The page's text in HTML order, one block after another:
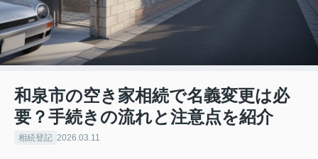
和泉市の空き家相続で名義変更は必
要？手続きの流れと注意点を紹介
相続登記 2026.03.11